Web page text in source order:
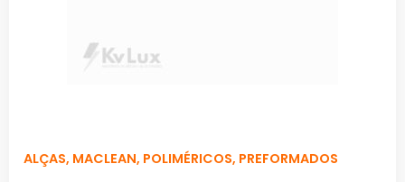
ALÇAS, MACLEAN, POLIMÉRICOS, PREFORMADOS